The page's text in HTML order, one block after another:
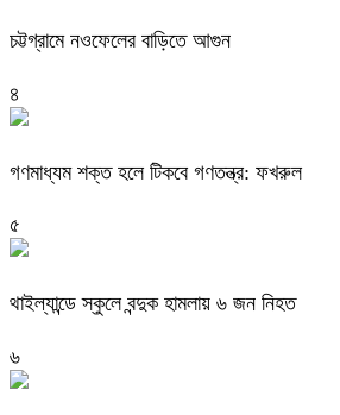
চট্টগ্রামে নওফেলের বাড়িতে আগুন
৪
গণমাধ্যম শক্ত হলে টিকবে গণতন্ত্র: ফখরুল
৫
থাইল্যান্ডে স্কুলে বন্দুক হামলায় ৬ জন নিহত
৬